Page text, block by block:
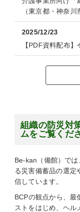
（東京都・神奈川
2025/12/23
【PDF資料配布
組織の防災対
ムをご覧くだ
Be-kan（備館）で
る災害備蓄品の選定
信しています。
BCPの観点から、最
ストをはじめ、ヘル